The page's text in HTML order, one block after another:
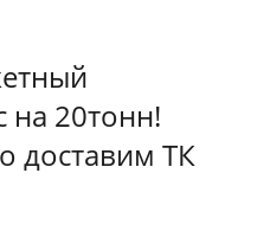
на 20тонн!
ТК